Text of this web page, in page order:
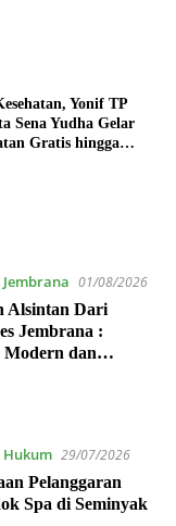
Yonif TP
Sena Yudha Gelar
Gratis hingga
Jembrana 01/08/2026
Alsintan Dari
Jembrana :
dan
Hukum 29/07/2026
Pelanggaran
Spa di Seminyak